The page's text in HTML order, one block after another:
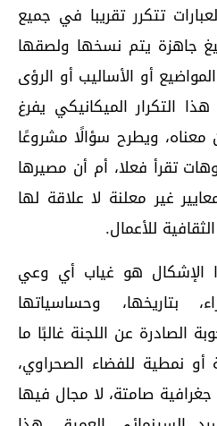
تتكرر تقريبا في جميع
جاهزة يتم نسخها ولصقها
أو الأساليب أو الرؤى
التكرار الميكانيكي يفرغ
معناه، ويطرح سؤالًا مشروعًا
تقرأ فعلا، أم أن مصيرها
غير معلنة لا علاقة لها
للأعمال.
الإشكال هو غياب أي وعي
بتاريخها، وحساسياتها
الصادرة عن اللجنة غالبًا ما
نمطية للفضاء الصحراوي،
صامتة، لا مجال فيها